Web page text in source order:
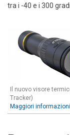
tra i -40 e i 300
Il nuovo visore
Tracker)
Maggiori